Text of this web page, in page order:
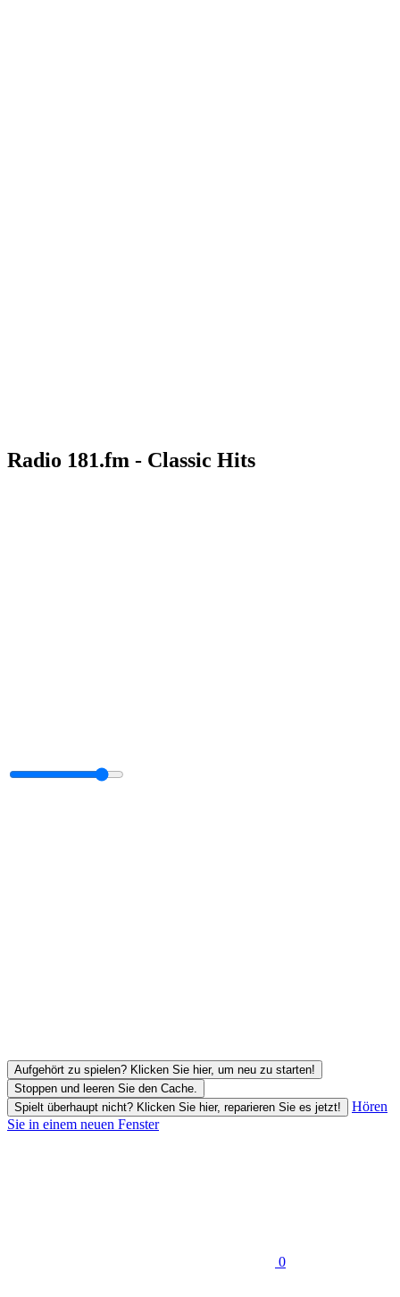
Radio 181.fm - Classic Hits
Aufgehört zu spielen? Klicken Sie hier, um neu zu starten!
Stoppen und leeren Sie den Cache.
Spielt überhaupt nicht? Klicken Sie hier, reparieren Sie es jetzt!
Hören
Sie in einem neuen Fenster
0